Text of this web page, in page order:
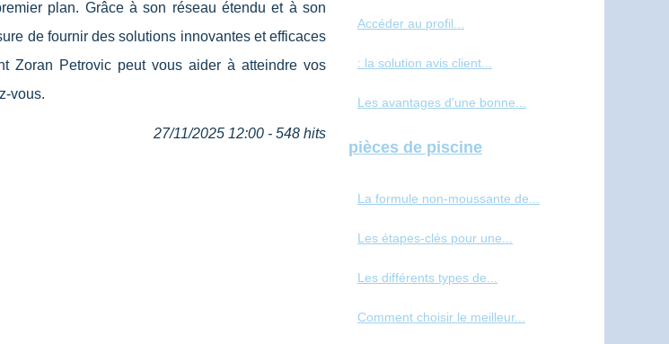
plan. Grâce à son réseau étendu et à son
de fournir des solutions innovantes et efficaces
Zoran Petrovic peut vous aider à atteindre vos
vous.
27/11/2025 12:00 - 548 hits
Accéder au profil...
: la solution avis client...
Les avantages d'une bonne...
pièces de piscine
La formule non-moussante de...
Les étapes-clés pour une...
Les différents types de...
Comment choisir le meilleur...